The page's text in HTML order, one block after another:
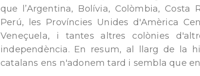
que l’Argentina, Bolívia, Colòmbia, Costa
Perú, les Províncies Unides d'Amèrica
Veneçuela, i tantes altres colònies
independència. En resum, al llarg de la
catalans ens n'adonem tard i sembla que